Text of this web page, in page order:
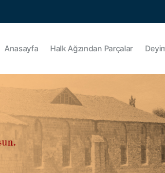
Anasayfa Halk Ağzından Parçalar